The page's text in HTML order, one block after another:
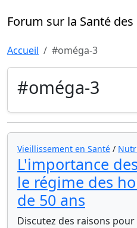
Forum sur la Santé
Accueil #oméga-3
#oméga-3
Vieillissement en Santé /
L'importance
le régime des
de 50 ans
Discutez des raisons